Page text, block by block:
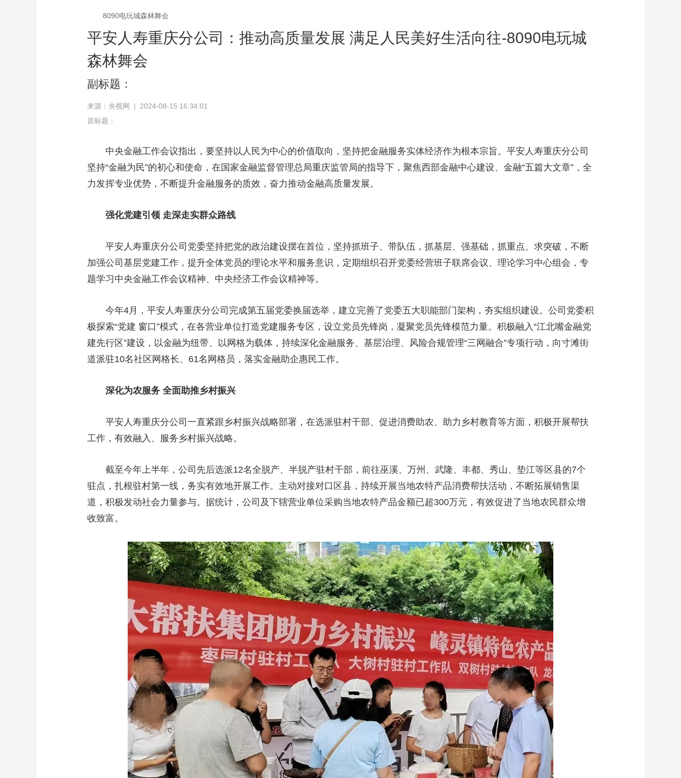
8090电玩城森林舞会
平安人寿重庆分公司：推动高质量发展 满足人民美好生活向往-8090电玩城
森林舞会
副标题：
来源：央视网 | 2024-08-15 16:34:01
原标题：
中央金融工作会议指出，要坚持以人民为中心的价值取向，坚持把金融服务实体经济作为根本宗旨。平安人寿重庆分公司
坚持“金融为民”的初心和使命，在国家金融监督管理总局重庆监管局的指导下，聚焦西部金融中心建设、金融“五篇大文章”，全
力发挥专业优势，不断提升金融服务的质效，奋力推动金融高质量发展。
强化党建引领 走深走实群众路线
平安人寿重庆分公司党委坚持把党的政治建设摆在首位，坚持抓班子、带队伍，抓基层、强基础，抓重点、求突破，不断
加强公司基层党建工作，提升全体党员的理论水平和服务意识，定期组织召开党委经营班子联席会议、理论学习中心组会，专
题学习中央金融工作会议精神、中央经济工作会议精神等。
今年4月，平安人寿重庆分公司完成第五届党委换届选举，建立完善了党委五大职能部门架构，夯实组织建设。公司党委积
极探索“党建 窗口”模式，在各营业单位打造党建服务专区，设立党员先锋岗，凝聚党员先锋模范力量。积极融入“江北嘴金融党
建先行区”建设，以金融为纽带、以网格为载体，持续深化金融服务、基层治理、风险合规管理“三网融合”专项行动，向寸滩街
道派驻10名社区网格长、61名网格员，落实金融助企惠民工作。
深化为农服务 全面助推乡村振兴
平安人寿重庆分公司一直紧跟乡村振兴战略部署，在选派驻村干部、促进消费助农、助力乡村教育等方面，积极开展帮扶
工作，有效融入、服务乡村振兴战略。
截至今年上半年，公司先后选派12名全脱产、半脱产驻村干部，前往巫溪、万州、武隆、丰都、秀山、垫江等区县的7个
驻点，扎根驻村第一线，务实有效地开展工作。主动对接对口区县，持续开展当地农特产品消费帮扶活动，不断拓展销售渠
道，积极发动社会力量参与。据统计，公司及下辖营业单位采购当地农特产品金额已超300万元，有效促进了当地农民群众增
收致富。